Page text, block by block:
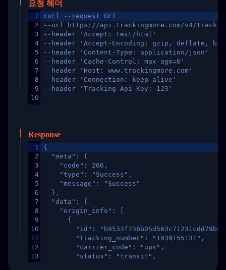
요청 헤더
1
2
3
4
5
6
7
8
9
10
curl --request GET
--url https://api.trackingmore.com/v4/trackings/
--header 'Accept: text/html'
--header 'Accept-Encoding: gzip, deflate,
--header 'Content-Type: application/json'
--header 'Cache-Control: max-age=0'
--header 'Host: www.trackingmore.com'
--header 'Connection: keep-alive'
--header 'Tracking-Api-Key: 123'
Response
1
2
3
4
5
6
7
8
9
10
11
12
13
{
  "meta": {
    "code": 200,
    "type": "Success",
    "message": "Success"
  },
  "data": {
    "origin_info": [
      {
"id":
        "tracking_number": "1939155131",
        "carrier_code": "ups",
        "status": "transit",